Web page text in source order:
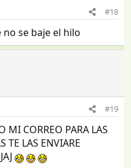
#18
se baje el hilo
#19
MI CORREO PARA LAS
TE LAS ENVIARE